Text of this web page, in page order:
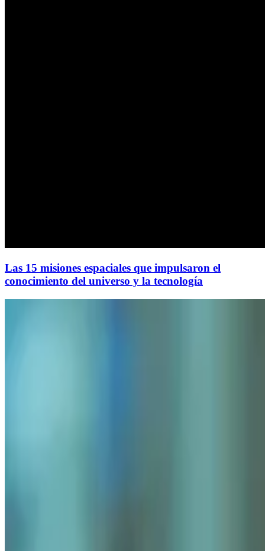
Las 15 misiones espaciales que impulsaron el
conocimiento del universo y la tecnología